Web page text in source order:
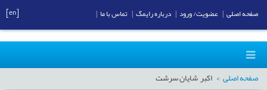
صفحه اصلی اکبر شایان سرشت
صفحه اصلی عضویت/ ورود درباره رایمگ تماس با ما